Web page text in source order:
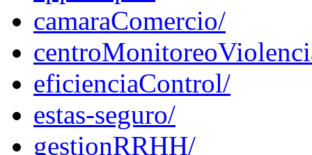
camaraComercio/
eficienciaControl/
estas-seguro/
gestionRRHH/